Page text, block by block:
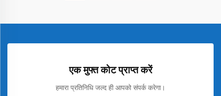
एक मुफ्त कोट प्राप्त करें
हमारा प्रतिनिधि जल्द ही आपको संपर्क करेगा।